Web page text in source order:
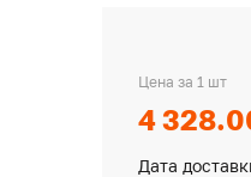
Цена за 1 шт
4
Дата